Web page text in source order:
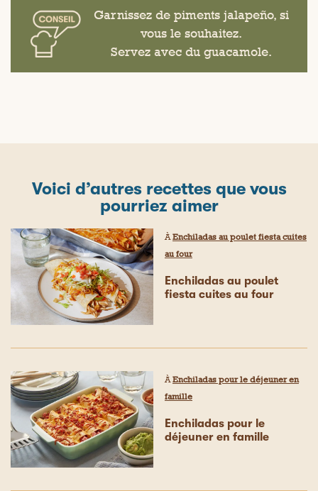
Garnissez de piments jalapeño, si
vous le souhaitez.
Servez avec du guacamole.
Voici d’autres recettes que vous
pourriez aimer
À Enchiladas au poulet fiesta cuites
au four
Enchiladas au poulet
fiesta cuites au four
ÀEnchiladas pour le déjeuner en
famille
Enchiladas pour le
déjeuner en famille